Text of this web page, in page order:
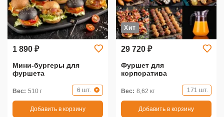
1 890 ₽
Мини-бургеры для
фуршета
Вес: 510 г 6 шт.
Добавить в корзину
Хит
29 720 ₽
Фуршет для
корпоратива
Вес: 8,62 кг 171 шт.
Добавить в корзину